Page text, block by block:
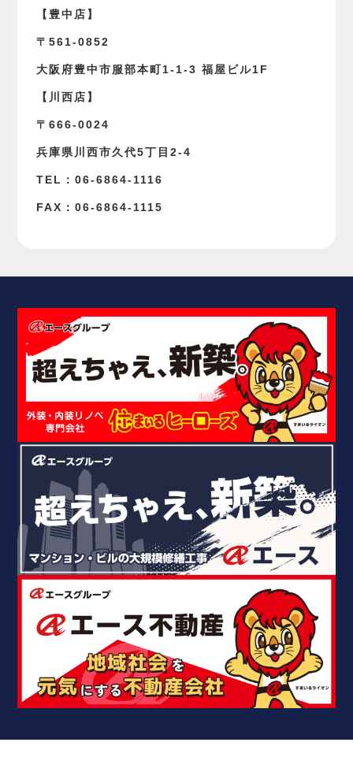
【豊中店】
〒561-0852
大阪府豊中市服部本町1-1-3 福屋ビル1F
【川西店】
〒666-0024
兵庫県川西市久代5丁目2-4
TEL：06-6864-1116
FAX：06-6864-1115